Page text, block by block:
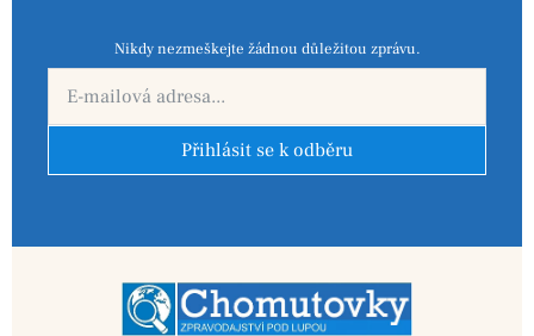
Nikdy nezmeškejte žádnou důležitou zprávu.
Přihlásit se k odběru